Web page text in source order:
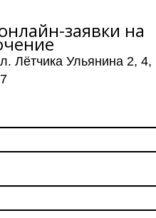
заявки на
Лётчика Ульянина 2, 4,